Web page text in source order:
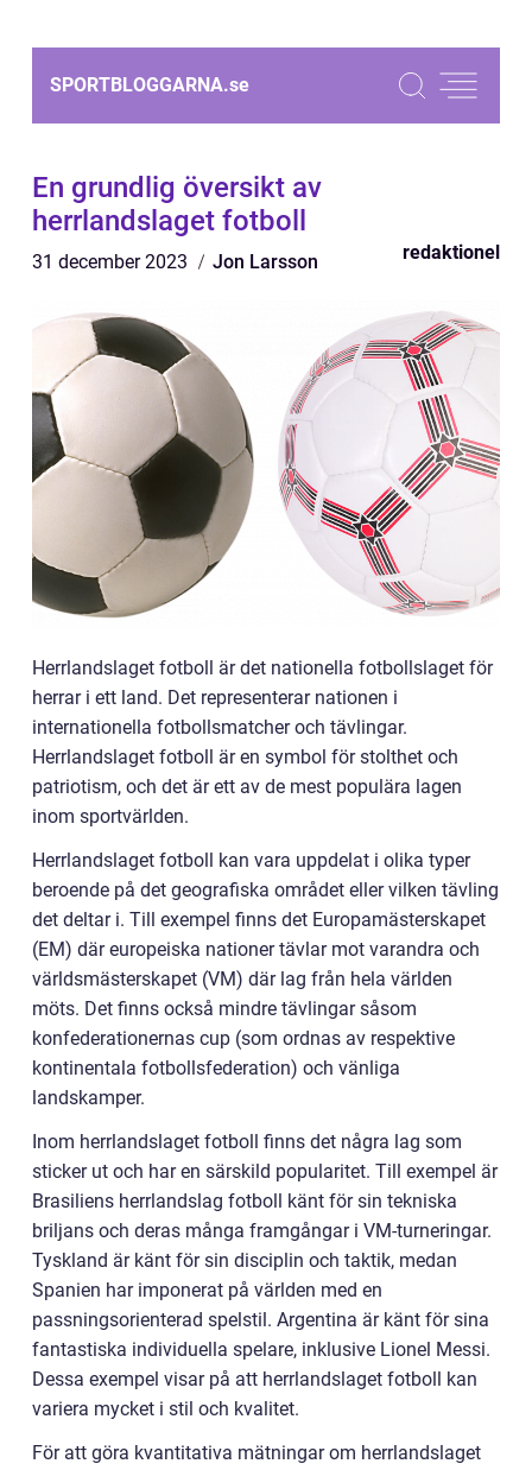
SPORTBLOGGARNA.se
En grundlig översikt av
herrlandslaget fotboll
31 december 2023 Jon Larsson redaktionel
Herrlandslaget fotboll är det nationella fotbollslaget för
herrar i ett land. Det representerar nationen i
internationella fotbollsmatcher och tävlingar.
Herrlandslaget fotboll är en symbol för stolthet och
patriotism, och det är ett av de mest populära lagen
inom sportvärlden.
Herrlandslaget fotboll kan vara uppdelat i olika typer
beroende på det geografiska området eller vilken tävling
det deltar i. Till exempel finns det Europamästerskapet
(EM) där europeiska nationer tävlar mot varandra och
världsmästerskapet (VM) där lag från hela världen
möts. Det finns också mindre tävlingar såsom
konfederationernas cup (som ordnas av respektive
kontinentala fotbollsfederation) och vänliga
landskamper.
Inom herrlandslaget fotboll finns det några lag som
sticker ut och har en särskild popularitet. Till exempel är
Brasiliens herrlandslag fotboll känt för sin tekniska
briljans och deras många framgångar i VM-turneringar.
Tyskland är känt för sin disciplin och taktik, medan
Spanien har imponerat på världen med en
passningsorienterad spelstil. Argentina är känt för sina
fantastiska individuella spelare, inklusive Lionel Messi.
Dessa exempel visar på att herrlandslaget fotboll kan
variera mycket i stil och kvalitet.
För att göra kvantitativa mätningar om herrlandslaget